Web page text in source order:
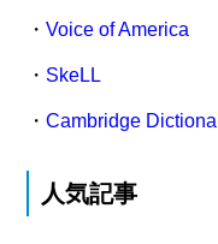
・Voice of America
・ SkeLL
・Cambridge
人気記事